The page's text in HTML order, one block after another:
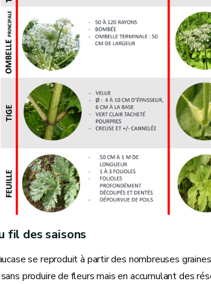
fil des saisons
se reproduit à partir des nombreuses
produire de fleurs mais en accumulant des